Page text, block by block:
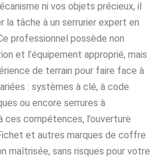
ni vos objets précieux, il
la tâche à un serrurier expert en
professionnel possède non
et l’équipement approprié, mais
de terrain pour faire face à
: systèmes à clé, à code
ou encore serrures à
ces compétences, l’ouverture
et autres marques de coffre
maîtrisée, sans risques pour votre